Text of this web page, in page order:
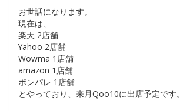
お世話になります。
現在は、
楽天 2店舗
Yahoo 2店舗
Wowma 1店舗
amazon 1店舗
ポンパレ 1店舗
とやっており、来月Qoo10に出店予定です。